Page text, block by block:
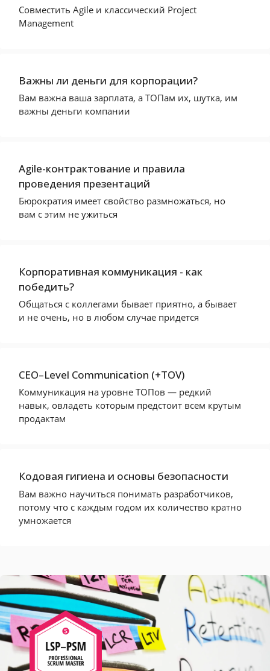
Совместить Agile и классический Project
Management
Важны ли деньги для корпорации?
Вам важна ваша зарплата, а ТОПам их, шутка, им
важны деньги компании
Agile-контрактование и правила
проведения презентаций
Бюрократия имеет свойство размножаться, но
вам с этим не ужиться
Корпоративная коммуникация - как
победить?
Общаться с коллегами бывает приятно, а бывает
и не очень, но в любом случае придется
CEO–Level Communication (+TOV)
Коммуникация на уровне ТОПов — редкий
навык, овладеть которым предстоит всем крутым
продактам
Кодовая гигиена и основы безопасности
Вам важно научиться понимать разработчиков,
потому что с каждым годом их количество кратно
умножается